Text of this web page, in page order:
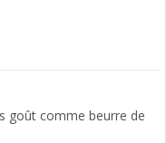
goût comme beurre de